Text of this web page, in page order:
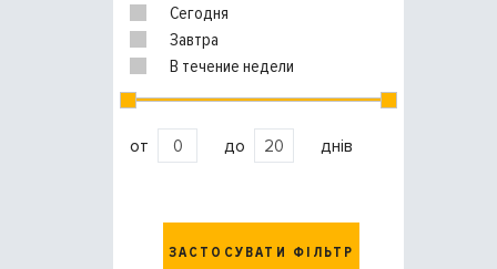
Сегодня
Завтра
В течение недели
от до днів
ЗАСТОСУВАТИ ФІЛЬТР